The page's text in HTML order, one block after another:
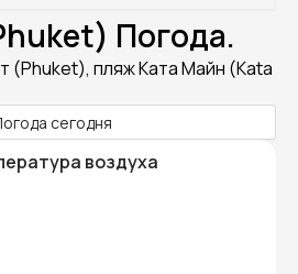
Погода.
(Phuket), пляж Ката Майн (Kata
сегодня
воздуха